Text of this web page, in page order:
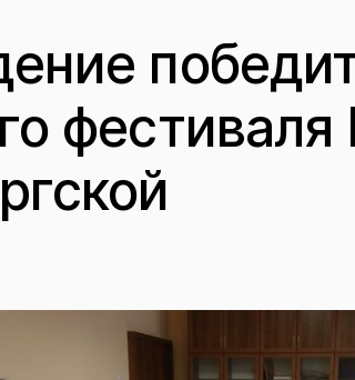
фестиваля